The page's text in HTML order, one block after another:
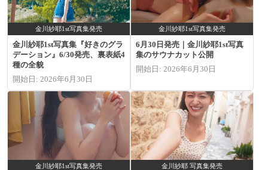
金川紗耶1st写真集発売
金川紗耶1st写真集『好きのグラ
デーション』6/30発売、裏表紙4
種の全貌
開始日: 2026年6月30日
金川紗耶1st写真集発売
6月30日発売｜金川紗耶1st写真
集のサウナカット公開
開始日: 2026年6月30日
金川紗耶1st写真集発売 金川紗耶 写真集発売